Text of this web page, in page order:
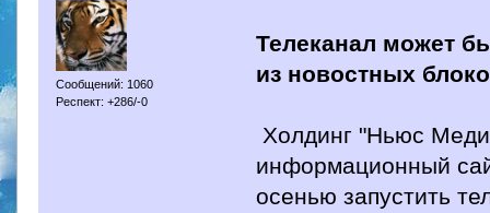
Сообщений: 1060
Респект: +286/-0
Телеканал может
из новостных
Холдинг "Ньюс
информационный
осенью запустить